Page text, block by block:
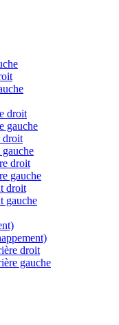
droit
gauche
droit
droit
gauche
droit
gauche
droit
gauche